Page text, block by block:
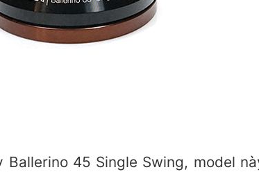
45 Single Swing, model